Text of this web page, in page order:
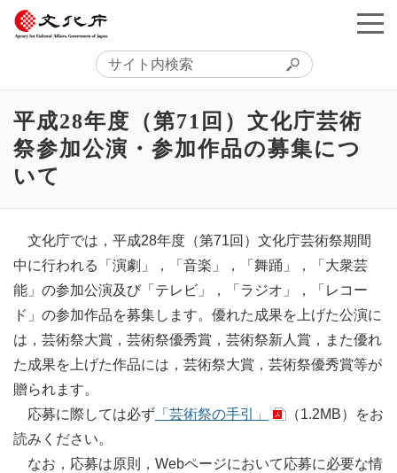
平成28年度（第71回）文化庁芸術
祭参加公演・参加作品の募集につ
いて
文化庁では，平成28年度（第71回）文化庁芸術祭期間
中に行われる「演劇」，「音楽」，「舞踊」，「大衆芸
能」の参加公演及び「テレビ」，「ラジオ」，「レコー
ド」の参加作品を募集します。優れた成果を上げた公演に
は，芸術祭大賞，芸術祭優秀賞，芸術祭新人賞，また優れ
た成果を上げた作品には，芸術祭大賞，芸術祭優秀賞等が
贈られます。
応募に際しては必ず 「芸術祭の手引」 （1.2MB）
をお
読みください。
なお，応募は原則，Webページにおいて応募に必要な情